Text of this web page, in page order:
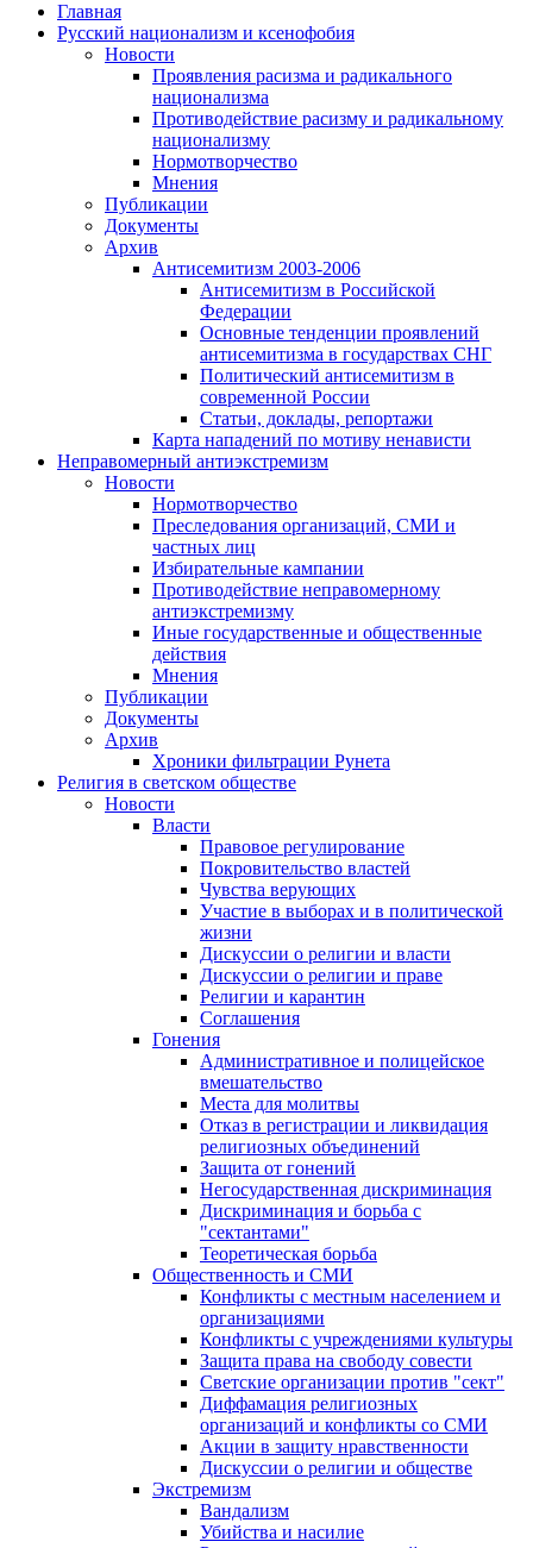
Главная
Русский национализм и ксенофобия
Новости
Проявления расизма и радикального
национализма
Противодействие расизму и радикальному
национализму
Нормотворчество
Мнения
Публикации
Документы
Архив
Антисемитизм 2003-2006
Антисемитизм в Российской
Федерации
Основные тенденции проявлений
антисемитизма в государствах СНГ
Политический антисемитизм в
современной России
Статьи, доклады, репортажи
Карта нападений по мотиву ненависти
Неправомерный антиэкстремизм
Новости
Нормотворчество
Преследования организаций, СМИ и
частных лиц
Избирательные кампании
Противодействие неправомерному
антиэкстремизму
Иные государственные и общественные
действия
Мнения
Публикации
Документы
Архив
Хроники фильтрации Рунета
Религия в светском обществе
Новости
Власти
Правовое регулирование
Покровительство властей
Чувства верующих
Участие в выборах и в политической
жизни
Дискуссии о религии и власти
Дискуссии о религии и праве
Религии и карантин
Соглашения
Гонения
Административное и полицейское
вмешательство
Места для молитвы
Отказ в регистрации и ликвидация
религиозных объединений
Защита от гонений
Негосударственная дискриминация
Дискриминация и борьба с
"сектантами"
Теоретическая борьба
Общественность и СМИ
Конфликты с местным населением и
организациями
Конфликты с учреждениями культуры
Защита права на свободу совести
Светские организации против "сект"
Диффамация религиозных
организаций и конфликты со СМИ
Акции в защиту нравственности
Дискуссии о религии и обществе
Экстремизм
Вандализм
Убийства и насилие